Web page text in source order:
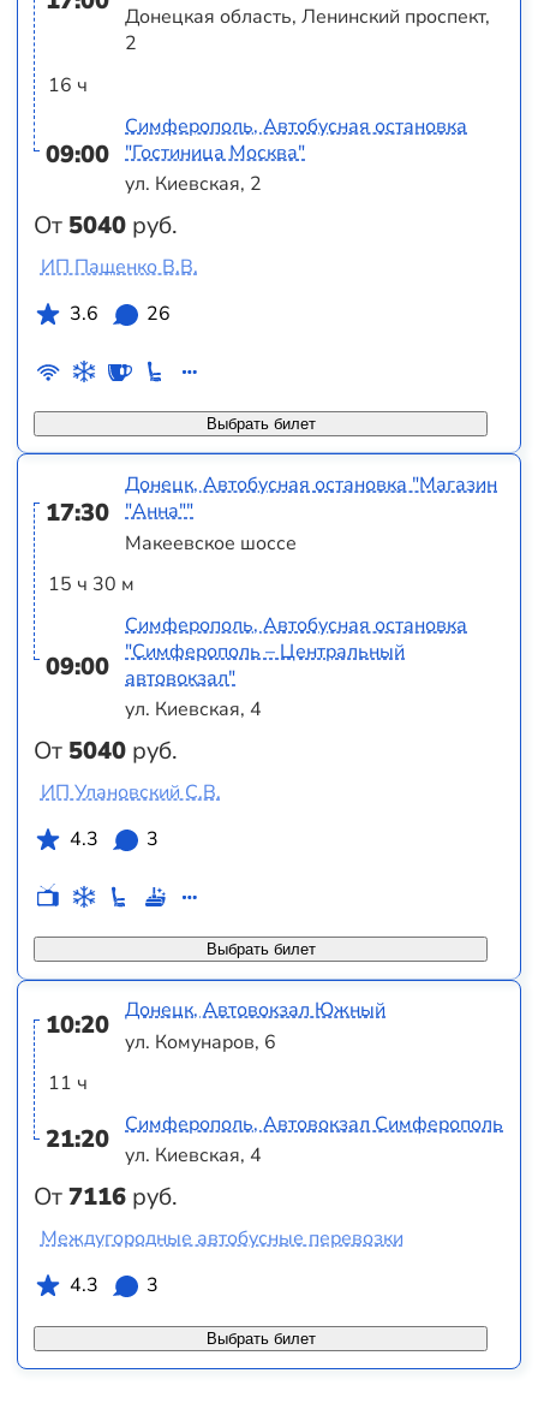
16 ч
09:00
От 5040 руб.
Донецкая область, Ленинский проспект,
2
Симферополь, Автобусная остановка
"Гостиница Москва"
ул. Киевская, 2
Выбрать билет
ИП Пащенко В.В.
3.6
26
17:30
15 ч 30 м
09:00
От 5040 руб.
Донецк, Автобусная остановка "Магазин
"Анна""
Макеевское шоссе
Симферополь, Автобусная остановка
"Симферополь – Центральный
автовокзал"
ул. Киевская, 4
Выбрать билет
ИП Улановский С.В.
4.3
3
10:20
11 ч
21:20
От7116 руб.
Донецк, Автовокзал Южный
ул. Комунаров, 6
Симферополь, Автовокзал Симферополь
ул. Киевская, 4
Выбрать билет
Междугородные автобусные перевозки
4.3
3